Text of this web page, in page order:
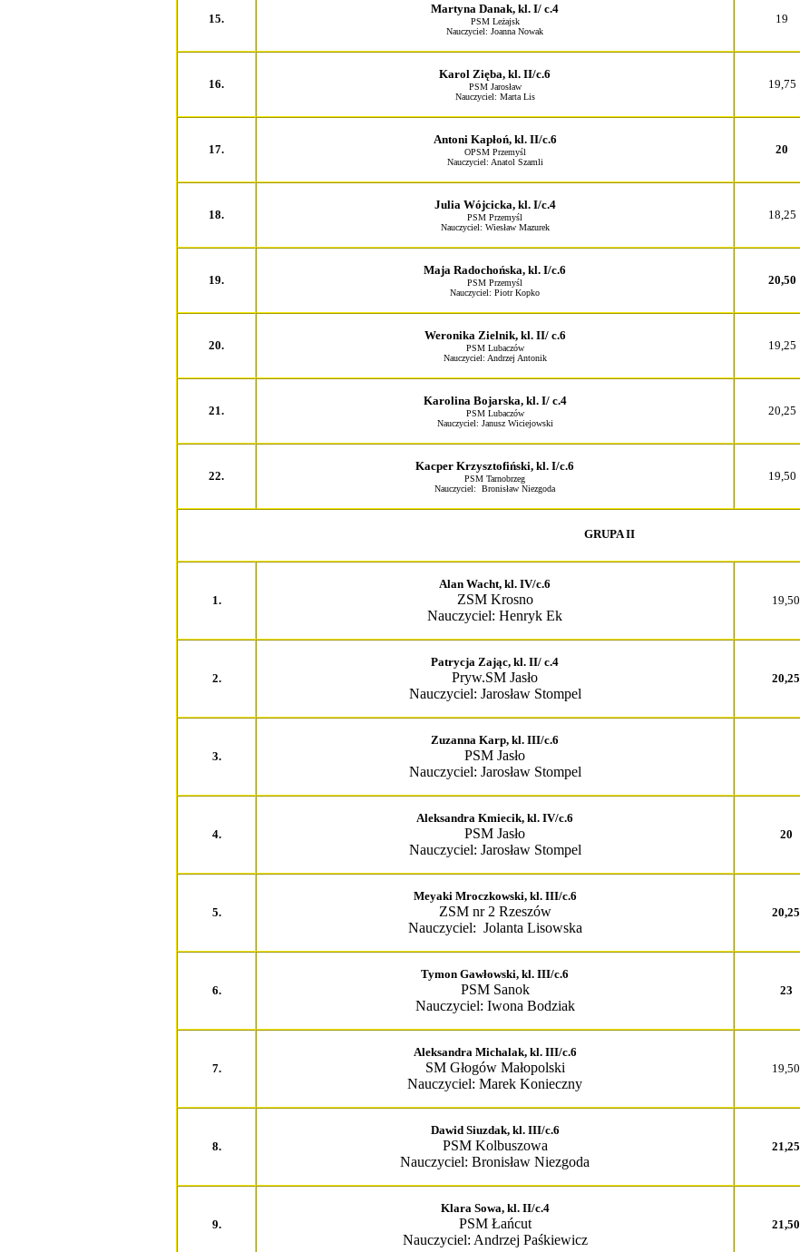
15.
Martyna Danak, kl. I/ c.4
PSM Leżajsk
Nauczyciel: Joanna Nowak
19
16.
Karol Zięba, kl. II/c.6
PSM Jarosław
Nauczyciel: Marta Lis
19,75
17.
Antoni Kapłoń, kl. II/c.6
OPSM Przemyśl
Nauczyciel: Anatol Szamli
20
18.
Julia Wójcicka, kl. I/c.4
PSM Przemyśl
Nauczyciel: Wiesław Mazurek
18,25
19.
Maja Radochońska, kl. I/c.6
PSM Przemyśl
Nauczyciel: Piotr Kopko
20,50
20.
Weronika Zielnik, kl. II/ c.6
PSM Lubaczów
Nauczyciel: Andrzej Antonik
19,25
21.
Karolina Bojarska, kl. I/ c.4
PSM Lubaczów
Nauczyciel: Janusz Wiciejowski
20,25
22.
Kacper Krzysztofiński, kl. I/c.6
PSM Tarnobrzeg
Nauczyciel: Bronisław Niezgoda
19,50
GRUPA II
1.
Alan Wacht, kl. IV/c.6
ZSM Krosno
Nauczyciel: Henryk Ek
19,50
2.
Patrycja Zając, kl. II/ c.4
Pryw.SM Jasło
Nauczyciel: Jarosław Stompel
20,25
3.
Zuzanna Karp, kl. III/c.6
PSM Jasło
Nauczyciel: Jarosław Stompel
4.
Aleksandra Kmiecik, kl. IV/c.6
PSM Jasło
Nauczyciel: Jarosław Stompel
20
5.
Meyaki Mroczkowski, kl. III/c.6
ZSM nr 2 Rzeszów
Nauczyciel: Jolanta Lisowska
20,25
6.
Tymon Gawłowski, kl. III/c.6
PSM Sanok
Nauczyciel: Iwona Bodziak
23
7.
Aleksandra Michalak, kl. III/c.6
SM Głogów Małopolski
Nauczyciel: Marek Konieczny
19,50
8.
Dawid Siuzdak, kl. III/c.6
PSM Kolbuszowa
Nauczyciel: Bronisław Niezgoda
21,25
9.
Klara Sowa, kl. II/c.4
PSM Łańcut
Nauczyciel: Andrzej Paśkiewicz
21,50